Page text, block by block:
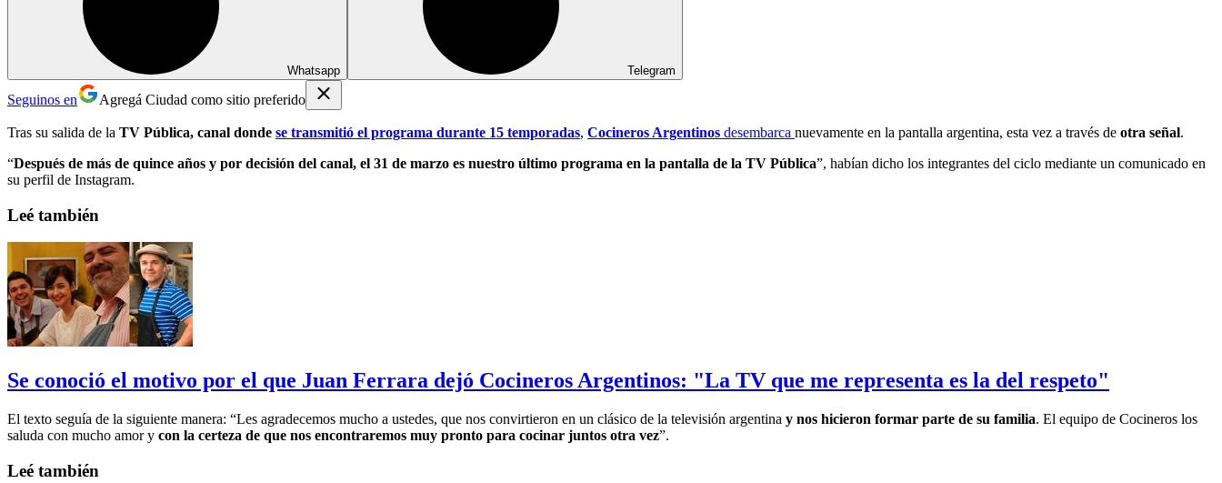
Whatsapp Telegram
Seguinos en Agregá Ciudad como sitio preferido
Tras su salida de la TV Pública, canal donde se transmitió el programa durante 15 temporadas, Cocineros Argentinos desembarca nuevamente en la pantalla argentina, esta vez a través de otra señal.
“Después de más de quince años y por decisión del canal, el 31 de marzo es nuestro último programa en la pantalla de la TV Pública”, habían dicho los integrantes del ciclo mediante un comunicado en
su perfil de Instagram.
Leé también
Se conoció el motivo por el que Juan Ferrara dejó Cocineros Argentinos: "La TV que me representa es la del respeto"
El texto seguía de la siguiente manera: “Les agradecemos mucho a ustedes, que nos convirtieron en un clásico de la televisión argentina y nos hicieron formar parte de su familia. El equipo de Cocineros los
saluda con mucho amor y con la certeza de que nos encontraremos muy pronto para cocinar juntos otra vez”.
Leé también